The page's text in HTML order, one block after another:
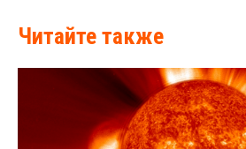
Читайте также